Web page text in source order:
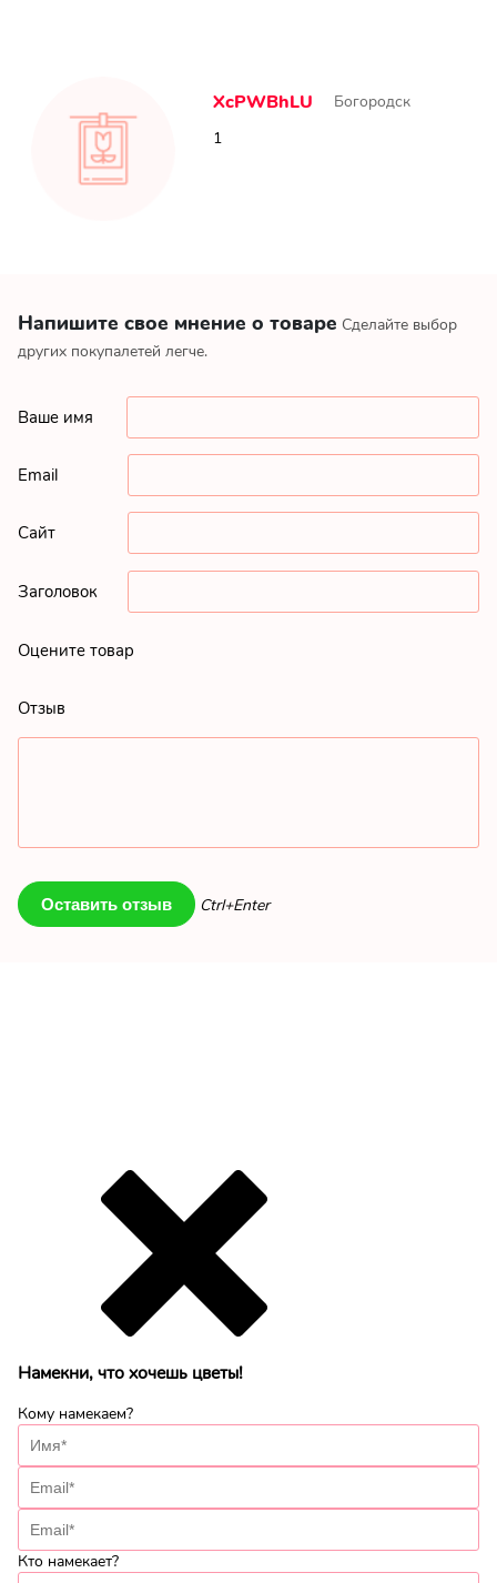
Напишите свое мнение о товаре Сделайте выбор
других покупалетей легче.
Ваше имя
Email
Сайт
Заголовок
Оцените товар
Отзыв
Ctrl+Enter
XcPWBhLU
Богородск
1
Намекни, что хочешь цветы!
Кому намекаем?
Кто намекает?